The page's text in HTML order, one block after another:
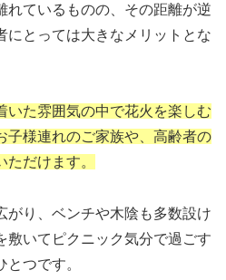
れているものの、その距離が逆
にとっては大きなメリットとな
いた雰囲気の中で花火を楽しむ
子様連れのご家族や、高齢者の
だけます。
がり、ベンチや木陰も多数設け
敷いてピクニック気分で過ごす
つです。